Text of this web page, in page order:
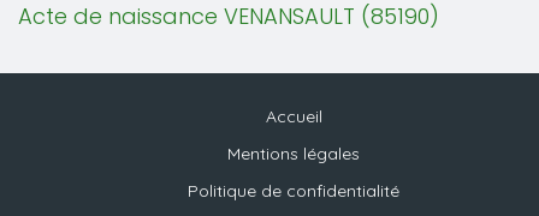
Acte de naissance VENANSAULT (85190)
Accueil
Mentions légales
Politique de confidentialité